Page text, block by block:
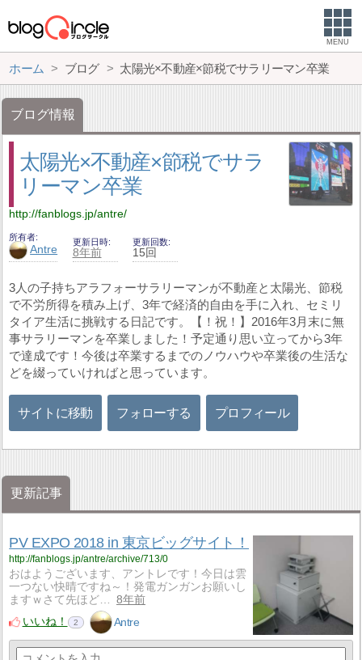
MENU
ホーム ブログ 太陽光×不動産×節税でサラリーマン卒業
ブログ情報
太陽光×不動産×節税でサラ
リーマン卒業
http://fanblogs.jp/antre/
所有者
Antre
更新日時
8年前
更新回数
15回
3人の子持ちアラフォーサラリーマンが不動産と太陽光、節税
で不労所得を積み上げ、3年で経済的自由を手に入れ、セミリ
タイア生活に挑戦する日記です。【！祝！】2016年3月末に無
事サラリーマンを卒業しました！予定通り思い立ってから3年
で達成です！今後は卒業するまでのノウハウや卒業後の生活な
どを綴っていければと思っています。
サイトに移動 フォローする プロフィール
更新記事
PV EXPO 2018 in 東京ビッグサイト！
http://fanblogs.jp/antre/archive/713/0
おはようございます、アントレです！今日は雲
一つない快晴ですね～！発電ガンガンお願いし
ますｗさて先ほど…
8年前
いいね！
2 Antre